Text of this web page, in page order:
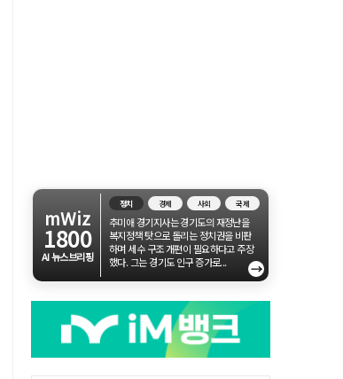
mWiz
1800
AI 뉴스브리핑
정치 경제 사회 국제
추미애 경기지사는 경기도의 재정난을
복지정책 탓으로 돌리는 정치권을 비판
하며 세수 구조 개편이 필요하다고 주장
했다. 그는 경기도 인구 증가로...
→